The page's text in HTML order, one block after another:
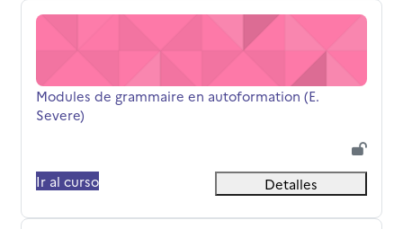
Modules de grammaire en autoformation (E. Severe)
Nombre del curso
Modules de grammaire en autoformation (E.
Severe)
Ir al curso Detalles